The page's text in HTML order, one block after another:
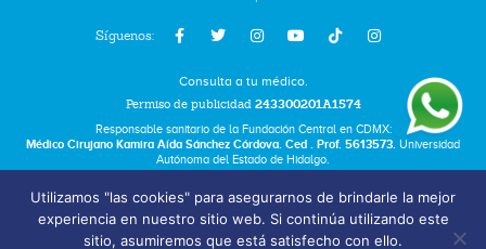
Síguenos:
Consulta a tu médico.
Permiso de publicidad 243300201A1574
Responsable sanitario de la Fundación Central en CDMX:
Médico Cirujano Kamira Aída Sánchez Córdova. Ced . Prof. 5613573. Universidad
Autónoma del Estado de Hidalgo.
Términos y Condiciones
Bolsa de Trabajo
Utilizamos "las cookies" para asegurarnos de brindarle la mejor
experiencia en nuestro sitio web. Si continúa utilizando este
sitio, asumiremos que está satisfecho con ello.